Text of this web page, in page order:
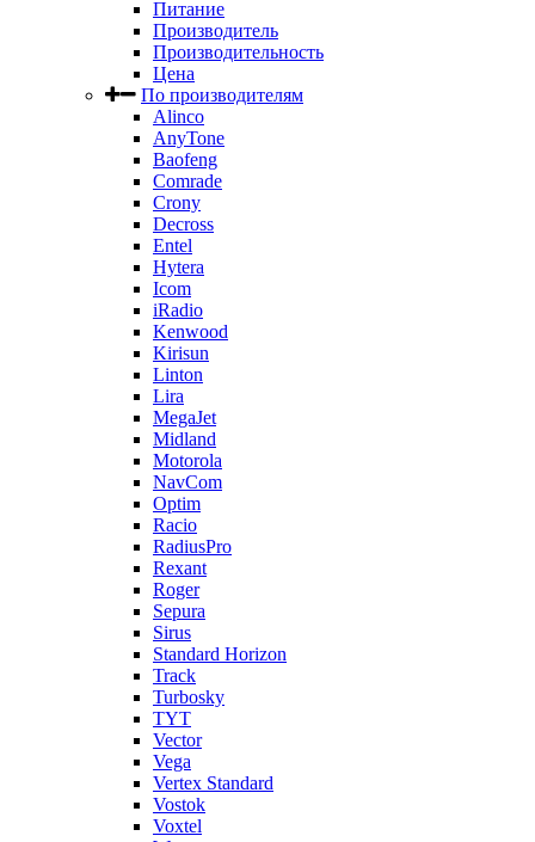
Питание
Производитель
Производительность
Цена
По производителям
Alinco
AnyTone
Baofeng
Comrade
Crony
Decross
Entel
Hytera
Icom
iRadio
Kenwood
Kirisun
Linton
Lira
MegaJet
Midland
Motorola
NavCom
Optim
Racio
RadiusPro
Rexant
Roger
Sepura
Sirus
Standard Horizon
Track
Turbosky
TYT
Vector
Vega
Vertex Standard
Vostok
Voxtel